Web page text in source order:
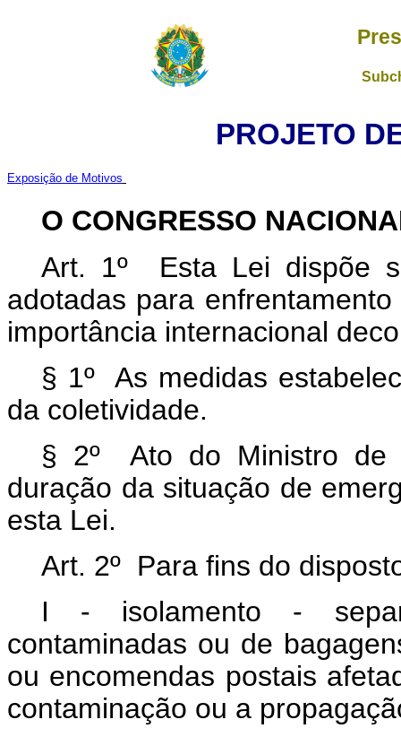
PROJETO
Exposição de Motivos
O CONGRESSO
Art. 1º Esta Lei dispõe
adotadas para
importância internacional
§ 1º As medidas
da coletividade.
§ 2º Ato do Ministro de
duração da situação de
esta Lei.
Art. 2º Para fins do
I - isolamento -
contaminadas ou de
ou encomendas postais
contaminação ou a